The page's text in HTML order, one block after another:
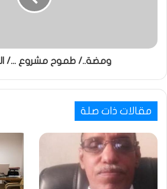
ومضة../ طموح مشروع .../
مقالات ذات صلة